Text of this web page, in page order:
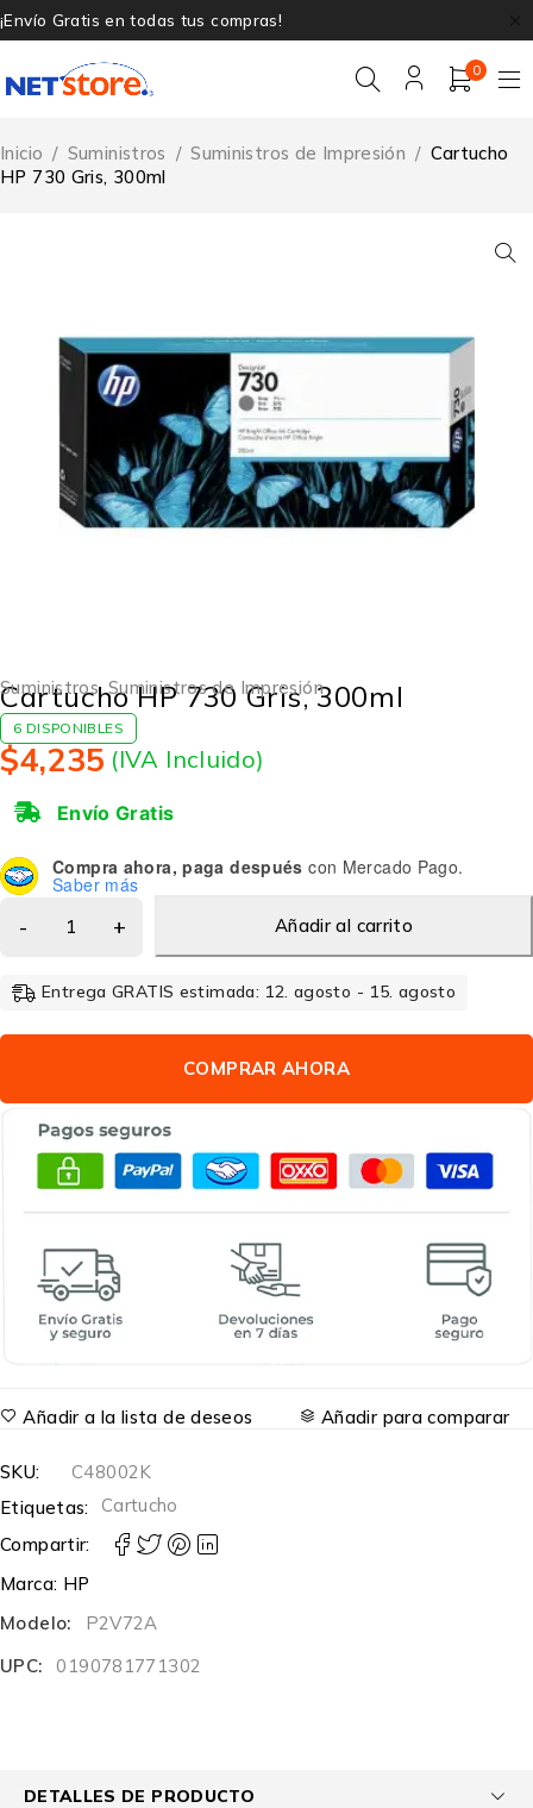
¡Envío Gratis en todas tus compras!
0
Inicio / Suministros / Suministros de Impresión / Cartucho
HP 730 Gris, 300ml
Suministros,Suministros de Impresión
Cartucho HP 730 Gris, 300ml
6 DISPONIBLES
$4,235 (IVA Incluido)
Envío Gratis
Compra ahora, paga después con Mercado Pago.
Saber más
Añadir al carrito
Entrega GRATIS estimada: 12. agosto - 15. agosto
COMPRAR AHORA
Añadir a la lista de deseos Añadir para comparar
SKU:
C48002K
Etiquetas:
Cartucho
Compartir:
Marca: HP
Modelo:
P2V72A
UPC:
0190781771302
DETALLES DE PRODUCTO